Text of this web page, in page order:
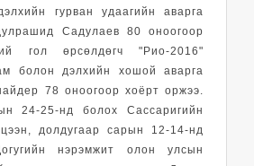
гурван удаагийн аварга
Садулаев 80 оноогоор
гол өрсөлдөгч "Рио-2016"
болон дэлхийн хошой аварга
78 оноогоор хоёрт оржээ.
24-25-нд болох Сассаригийн
долдугаар сарын 12-14-нд
нэрэмжит олон улсын